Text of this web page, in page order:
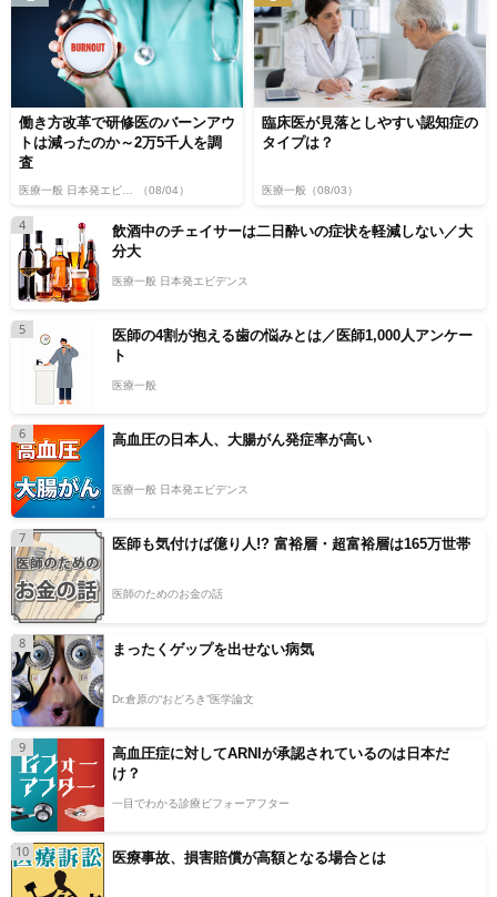
働き方改革で研修医のバーンアウ
トは減ったのか～2万5千人を調
査
（08/04）
臨床医が見落としやすい認知症の
タイプは？
医療一般 （08/03）
4
飲酒中のチェイサーは二日酔いの症状を軽減しない／大
分大
医療一般 日本発エビデンス
5
医師の4割が抱える歯の悩みとは／医師1,000人アンケー
ト
医療一般
6 高血圧の日本人、大腸がん発症率が高い
医療一般 日本発エビデンス
7 医師も気付けば億り人!? 富裕層・超富裕層は165万世帯
医師のためのお金の話
8 まったくゲップを出せない病気
Dr.倉原の“おどろき”医学論文
9
高血圧症に対してARNIが承認されているのは日本だ
け？
一目でわかる診療ビフォーアフター
10 医療事故、損害賠償が高額となる場合とは